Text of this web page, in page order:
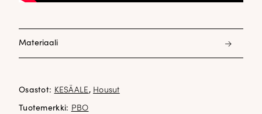
Materiaali
Osastot: KESÄALE, Housut
Tuotemerkki: PBO